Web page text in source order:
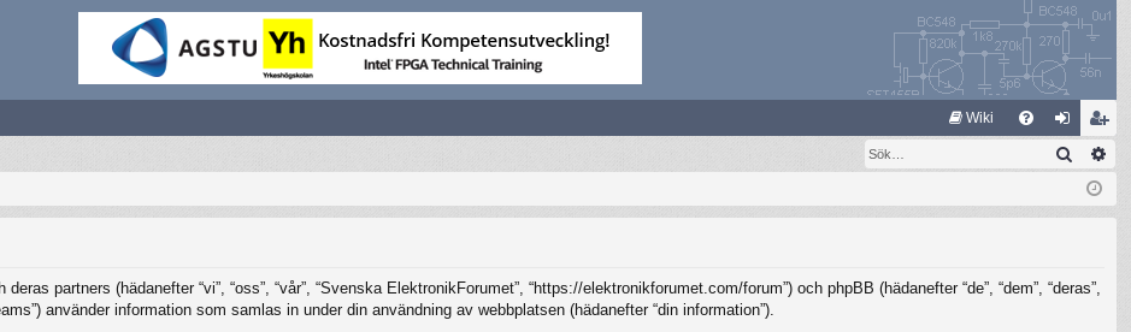
Wiki
og li
m
m
Sök
partners (hädanefter “vi”, “oss”, “vår”, “Svenska ElektronikForumet”, “https://elektronikforumet.com/forum”) och phpBB (hädanefter “de”, “dem”, “deras”,
använder information som samlas in under din användning av webbplatsen (hädanefter “din information”).